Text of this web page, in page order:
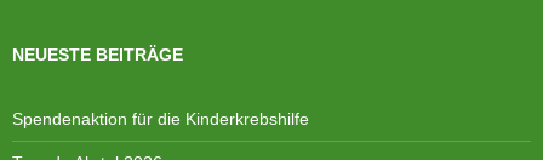
NEUESTE BEITRÄGE
Spendenaktion für die Kinderkrebshilfe